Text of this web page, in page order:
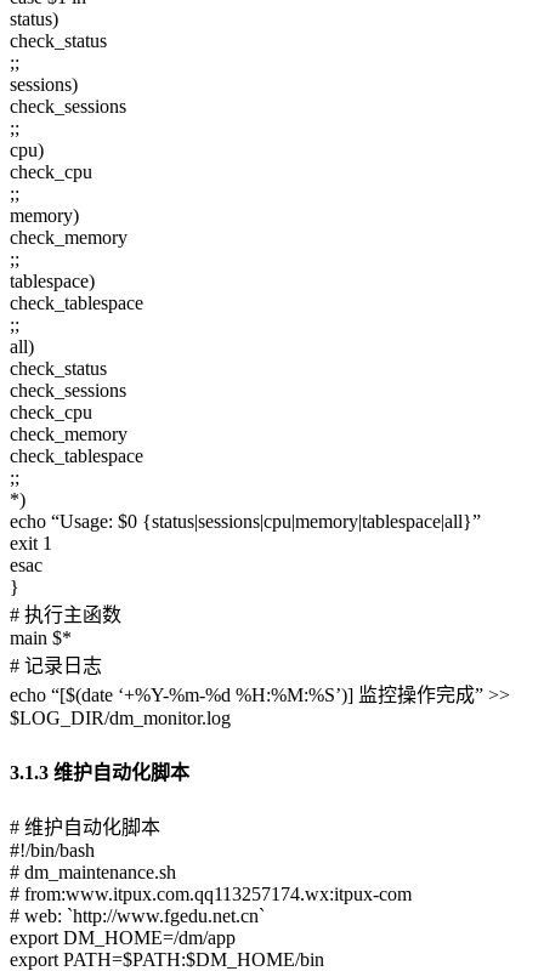
status)
check_status
;;
sessions)
check_sessions
;;
cpu)
check_cpu
;;
memory)
check_memory
;;
tablespace)
check_tablespace
;;
all)
check_status
check_sessions
check_cpu
check_memory
check_tablespace
;;
*)
echo “Usage: $0 {status|sessions|cpu|memory|tablespace|all}”
exit 1
esac
}
# 执行主函数
main $*
# 记录日志
echo “[$(date ‘+%Y-%m-%d %H:%M:%S’)] 监控操作完成” >>
$LOG_DIR/dm_monitor.log
3.1.3 维护自动化脚本
# 维护自动化脚本
#!/bin/bash
# dm_maintenance.sh
# from:www.itpux.com.qq113257174.wx:itpux-com
# web: `http://www.fgedu.net.cn`
export DM_HOME=/dm/app
export PATH=$PATH:$DM_HOME/bin